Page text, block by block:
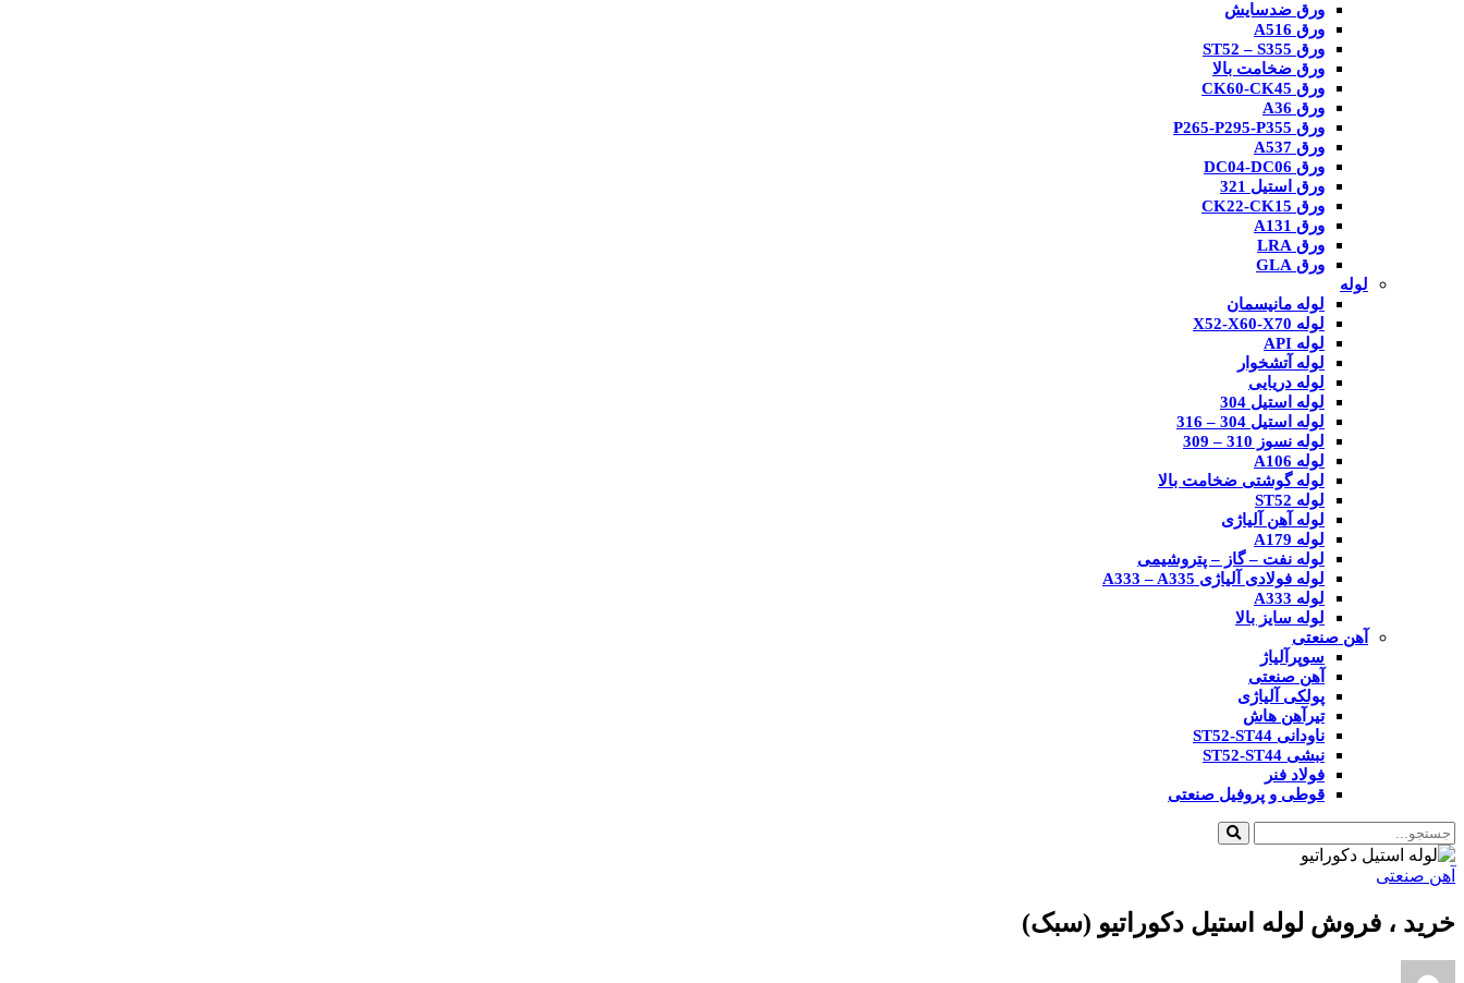
ورق ضدسایش
ورق A516
ورق ST52 – S355
ورق ضخامت بالا
ورق CK60-CK45
ورق A36
ورق P265-P295-P355
ورق A537
ورق DC04-DC06
ورق استیل 321
ورق CK22-CK15
ورق A131
ورق LRA
ورق GLA
لوله
لوله مانیسمان
لوله X52-X60-X70
لوله API
لوله آتشخوار
لوله دریایی
لوله استیل 304
لوله استیل 304 – 316
لوله نسوز 310 – 309
لوله A106
لوله گوشتی ضخامت بالا
لوله ST52
لوله آهن آلیاژی
لوله A179
لوله نفت – گاز – پتروشیمی
لوله فولادی آلیاژی A333 – A335
لوله A333
لوله سایز بالا
آهن صنعتی
سوپرآلیاژ
آهن صنعتی
پولکی آلیاژی
تیرآهن هاش
ناودانی ST52-ST44
نبشی ST52-ST44
فولاد فنر
قوطی و پروفیل صنعتی
آهن صنعتی
خرید ، فروش لوله استیل دکوراتیو (سبک)